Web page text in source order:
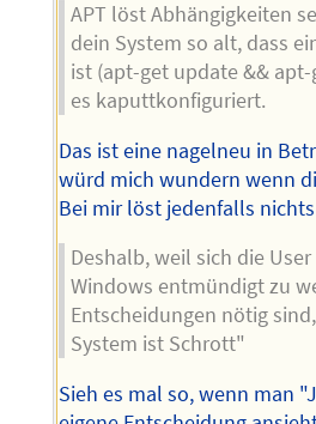
APT löst Abhängigkeiten
dein System so alt, dass
ist (apt-get update &&
es kaputtkonfiguriert.
Das ist eine nagelneu in
würd mich wundern wenn
Bei mir löst jedenfalls
Deshalb, weil sich die
Windows entmündigt zu
Entscheidungen nötig
System ist Schrott"
Sieh es mal so, wenn man